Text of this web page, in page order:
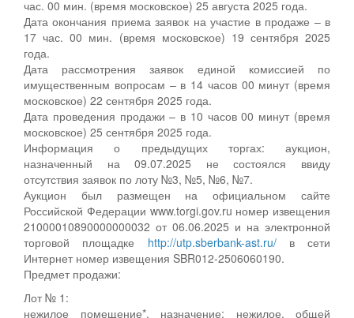
час. 00 мин. (время московское) 25 августа 2025 года.
Дата окончания приема заявок на участие в продаже – в
17 час. 00 мин. (время московское) 19 сентября 2025
года.
Дата рассмотрения заявок единой комиссией по
имущественным вопросам – в 14 часов 00 минут (время
московское) 22 сентября 2025 года.
Дата проведения продажи – в 10 часов 00 минут (время
московское) 25 сентября 2025 года.
Информация о предыдущих торгах: аукцион,
назначенный на 09.07.2025 не состоялся ввиду
отсутствия заявок по лоту №3, №5, №6, №7.
Аукцион был размещен на официальном сайте
Российской Федерации www.torgi.gov.ru номер извещения
21000010890000000032 от 06.06.2025 и на электронной
торговой площадке http://utp.sberbank-ast.ru/в сети
Интернет номер извещения SBR012-2506060190.
Предмет продажи:
Лот № 1:
нежилое помещение*, назначение: нежилое, общей